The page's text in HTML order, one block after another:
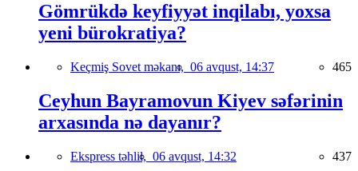
Gömrükdə keyfiyyət inqilabı, yoxsa
yeni bürokratiya?
Keçmiş Sovet məkanı, 06 avqust, 14:37 465
Ceyhun Bayramovun Kiyev səfərinin
arxasında nə dayanır?
Ekspress təhlil, 06 avqust, 14:32 437